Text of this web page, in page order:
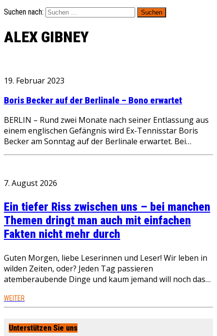
Suchen nach:
ALEX GIBNEY
19. Februar 2023
Boris Becker auf der Berlinale – Bono erwartet
BERLIN – Rund zwei Monate nach seiner Entlassung aus
einem englischen Gefängnis wird Ex-Tennisstar Boris
Becker am Sonntag auf der Berlinale erwartet. Bei…
7. August 2026
Ein tiefer Riss zwischen uns – bei manchen
Themen dringt man auch mit einfachen
Fakten nicht mehr durch
Guten Morgen, liebe Leserinnen und Leser! Wir leben in
wilden Zeiten, oder? Jeden Tag passieren
atemberaubende Dinge und kaum jemand will noch das…
WEITER
Unterstützen Sie uns